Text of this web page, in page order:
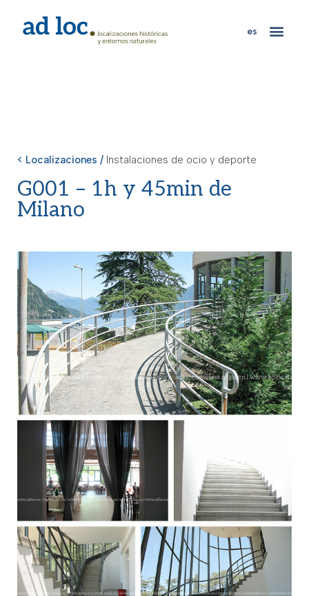
es
< Localizaciones / Instalaciones de ocio y deporte
G001 – 1h y 45min de
Milano